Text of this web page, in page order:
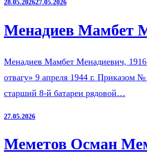
28.05.202627.05.2026
Менадиев Мамбет
Менадиев Мамбет Менадиевич,
отвагу» 9 апреля 1944 г. Приказом
старший 8-й батареи рядовой…
27.05.2026
Меметов Осман